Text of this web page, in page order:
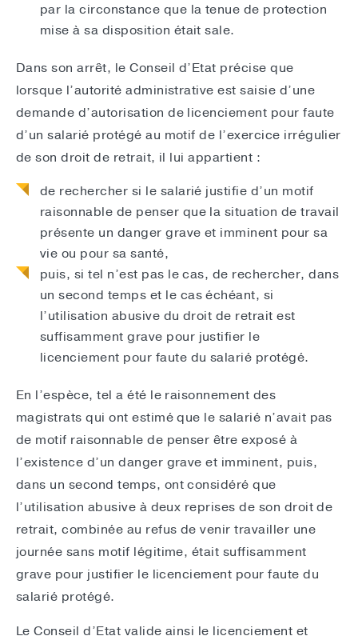
par la circonstance que la tenue de protection
mise à sa disposition était sale.
Dans son arrêt, le Conseil d’Etat précise que
lorsque l’autorité administrative est saisie d’une
demande d’autorisation de licenciement pour faute
d’un salarié protégé au motif de l’exercice irrégulier
de son droit de retrait, il lui appartient :
de rechercher si le salarié justifie d’un motif
raisonnable de penser que la situation de travail
présente un danger grave et imminent pour sa
vie ou pour sa santé,
puis, si tel n’est pas le cas, de rechercher, dans
un second temps et le cas échéant, si
l’utilisation abusive du droit de retrait est
suffisamment grave pour justifier le
licenciement pour faute du salarié protégé.
En l’espèce, tel a été le raisonnement des
magistrats qui ont estimé que le salarié n’avait pas
de motif raisonnable de penser être exposé à
l’existence d’un danger grave et imminent, puis,
dans un second temps, ont considéré que
l’utilisation abusive à deux reprises de son droit de
retrait, combinée au refus de venir travailler une
journée sans motif légitime, était suffisamment
grave pour justifier le licenciement pour faute du
salarié protégé.
Le Conseil d’Etat valide ainsi le licenciement et